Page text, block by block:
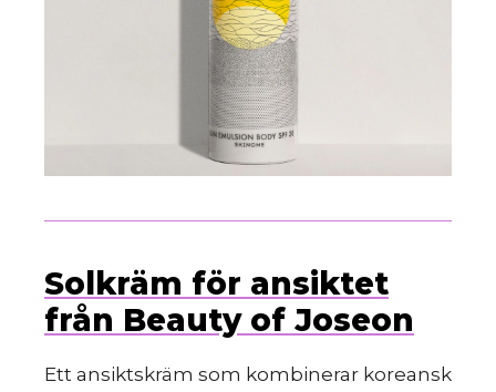
Solkräm för ansiktet
från Beauty of Joseon
Ett ansiktskräm som kombinerar koreansk